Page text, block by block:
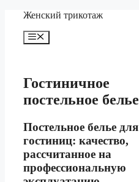
Перейти
содержимому
Женский трикотаж
Меню
Гостиничное
постельное белье
Постельное белье для
гостиниц: качество,
рассчитанное на
профессиональную